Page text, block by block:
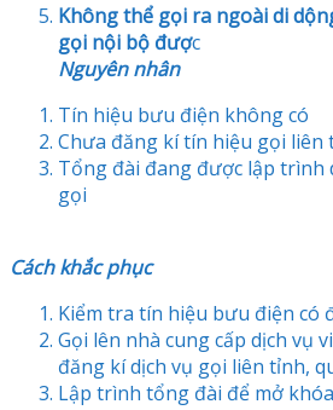
Không thể gọi ra ngoài di
gọi nội bộ được
Nguyên nhân
Tín hiệu bưu điện không có
Chưa đăng kí tín hiệu gọi liên
Tổng đài đang được lập trình
gọi
Cách khắc phục
Kiểm tra tín hiệu bưu điện có
Gọi lên nhà cung cấp dịch vụ
đăng kí dịch vụ gọi liên tỉnh,
Lập trình tổng đài để mở